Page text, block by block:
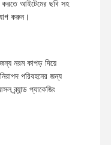
করতে আইটেমের ছবি সহ
করুন।
জন্য নরম কাপড় দিয়ে
পরিবহনের জন্য
ব্র্যান্ড প্যাকেজিং